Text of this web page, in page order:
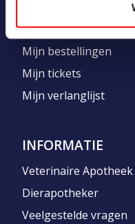
Registreren
Mijn bestellingen
Mijn tickets
Mijn verlanglijst
INFORMATIE
Veterinaire
Dierapotheker
Veelgestelde vragen